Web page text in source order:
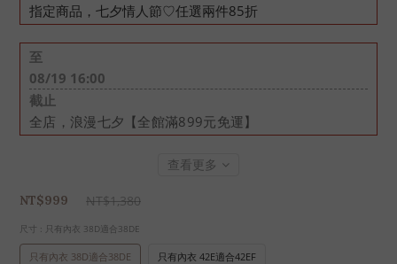
指定商品，七夕情人節♡任選兩件85折
至
08/19 16:00
截止
全店，浪漫七夕【全館滿899元免運】
查看更多
NT$1,380
NT$999
尺寸 : 只有內衣 38D適合38DE
只有內衣 38D適合38DE 只有內衣 42E適合42EF